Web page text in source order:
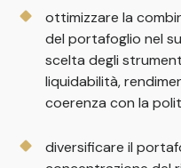
ottimizzare la
del portafoglio nel
scelta degli
liquidabilità,
coerenza con la
diversificare il